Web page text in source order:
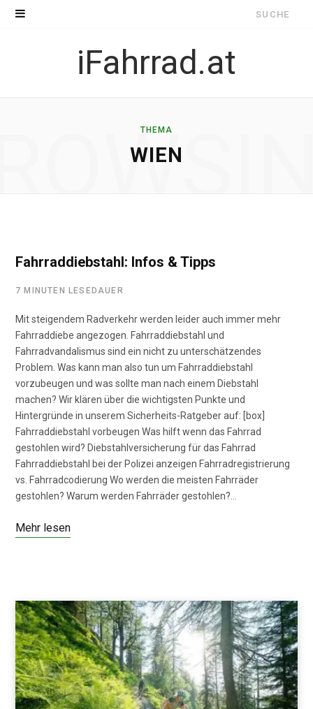
Suche
iFahrrad.at
THEMA
WIEN
Fahrraddiebstahl: Infos & Tipps
7 MINUTEN LESEDAUER
Mit steigendem Radverkehr werden leider auch immer mehr
Fahrraddiebe angezogen. Fahrraddiebstahl und
Fahrradvandalismus sind ein nicht zu unterschätzendes
Problem. Was kann man also tun um Fahrraddiebstahl
vorzubeugen und was sollte man nach einem Diebstahl
machen? Wir klären über die wichtigsten Punkte und
Hintergründe in unserem Sicherheits-Ratgeber auf: [box]
Fahrraddiebstahl vorbeugen Was hilft wenn das Fahrrad
gestohlen wird? Diebstahlversicherung für das Fahrrad
Fahrraddiebstahl bei der Polizei anzeigen Fahrradregistrierung
vs. Fahrradcodierung Wo werden die meisten Fahrräder
gestohlen? Warum werden Fahrräder gestohlen?…
Mehr lesen